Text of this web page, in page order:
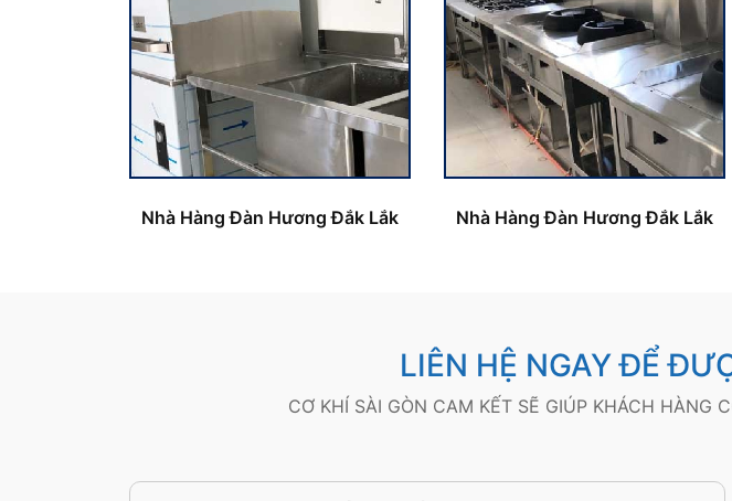
Nhà Hàng Đàn Hương Đắk Lắk Nhà Hàng Đàn Hương Đắk Lắk
LIÊN HỆ NGAY ĐỂ
CƠ KHÍ SÀI GÒN CAM KẾT SẼ GIÚP KHÁCH